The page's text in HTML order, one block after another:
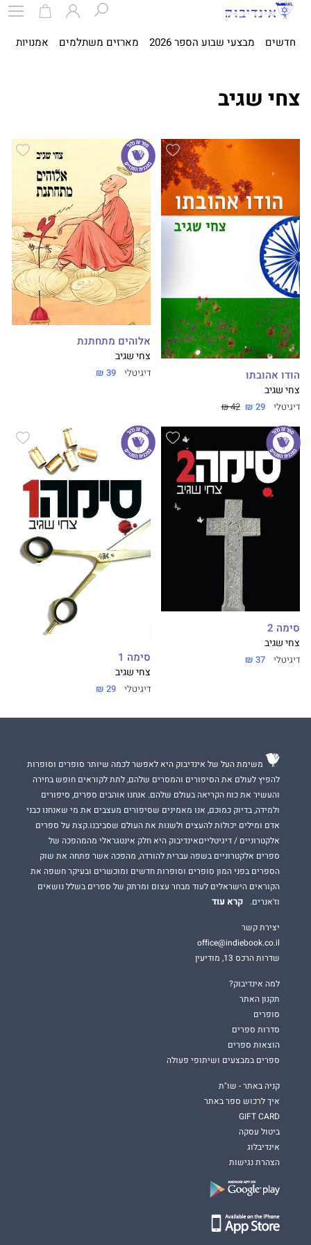
חדשים מבצעי שבוע הספר 2026 מארזים משתלמים אמנויות
צחי שגיב
הודו אהובתו
צחי שגיב
דיגיטלי 29 ₪
42 ₪
אלוהים מתחתנת
צחי שגיב
דיגיטלי 39 ₪
סימה 2
צחי שגיב
דיגיטלי 37 ₪ סימה 1
צחי שגיב
דיגיטלי 29 ₪
משימת העל של אינדיבוק היא לאפשר לכמה שיותר סופרים וסופרות
להפיץ לעולם את הסיפורים והמסרים שלהם, לתת לקוראים חופש בחירה
והעשיר את כוח הקריאה בעולם שלהם. אנחנו אוהבים ספרים, סיפורים
ולמידה, בדיוק כמוכם, אנו מאמינים שסיפורים מעצבים את מי שאנחנו כבני
אדם ומילים יכולות להעצים ולשנות את העולם שסביבנו.קצת על ספרים
אלקטרוניים / דיגיטלייםאינדיבוק היא חלק אינטגראלי מהמהפכה של
ספרים אלקטרוניים בשפה עברית להורדה, מהפכה אשר פתחה את שוק
הספרים בפני המון סופרים וסופרות חדשים ומוכשרים ובעיקר חשפה את
הקוראים הישראלים לעוד מבחר עצום ומרתק של ספרים בשלל נושאים
וז'אנרים.
קרא עוד
יצירת קשר
office@indiebook.co.il
שדרות הרכס 13, מודיעין
למה אינדיבוק?
תקנון האתר
סופרים
סדרות ספרים
הוצאות ספרים
ספרים במבצעים ושיתופי פעולה
קניה באתר - שו"ת
איך לרכוש ספר באתר
GIFT CARD
ביטול עסקה
אינדיבלוג
הצהרת נגישות